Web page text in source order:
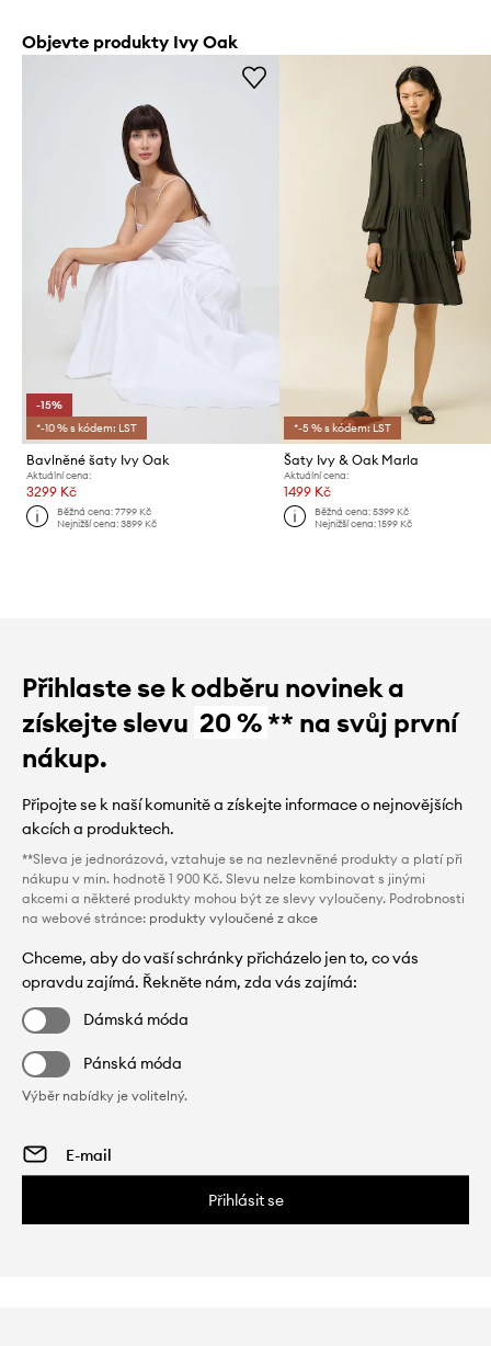
Objevte produkty Ivy Oak
-15%
*-10 % s kódem: LST
Bavlněné šaty Ivy Oak
Aktuální cena:
3299 Kč
Běžná cena:7799 Kč
Nejnižší cena:3899 Kč
*-5 % s kódem: LST
Šaty Ivy & Oak Marla
Aktuální cena:
1499 Kč
Běžná cena: 5399 Kč
Nejnižší cena: 1599 Kč
Přihlaste se k odběru novinek a
získejte slevu 20 %** na svůj první
nákup.
Připojte se k naší komunitě a získejte informace o nejnovějších
akcích a produktech.
**Sleva je jednorázová, vztahuje se na nezlevněné produkty a platí při
nákupu v min. hodnotě 1 900 Kč. Slevu nelze kombinovat s jinými
akcemi a některé produkty mohou být ze slevy vyloučeny. Podrobnosti
na webové stránce: produkty vyloučené z akce
Chceme, aby do vaší schránky přicházelo jen to, co vás
opravdu zajímá. Řekněte nám, zda vás zajímá:
Dámská móda
Pánská móda
Výběr nabídky je volitelný.
Přihlásit se